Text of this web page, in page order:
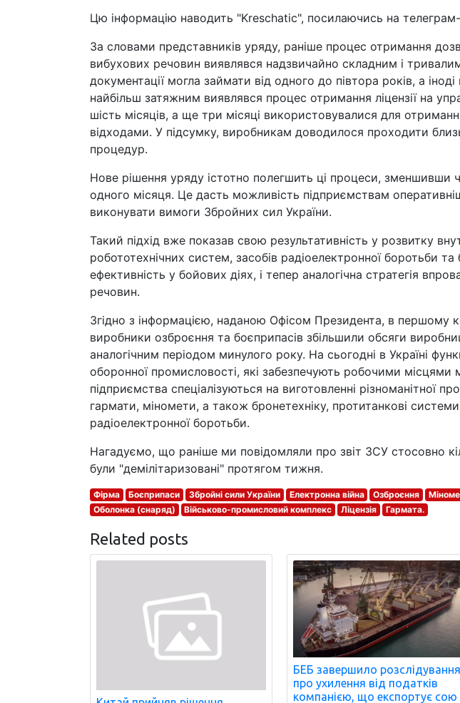
Цю інформацію наводить "Kreschatic", посилаючись на
За словами представників уряду, раніше процес отримання
вибухових речовин виявлявся надзвичайно складним і
документації могла займати від одного до півтора років, а
найбільш затяжним виявлявся процес отримання ліцензії на
шість місяців, а ще три місяці використовувалися для
відходами. У підсумку, виробникам доводилося проходити
процедур.
Нове рішення уряду істотно полегшить ці процеси, зменшивши
одного місяця. Це дасть можливість підприємствам
виконувати вимоги Збройних сил України.
Такий підхід вже показав свою результативність у розвитку
робототехнічних систем, засобів радіоелектронної боротьби
ефективність у бойових діях, і тепер аналогічна стратегія
речовин.
Згідно з інформацією, наданою Офісом Президента, в першому
виробники озброєння та боєприпасів збільшили обсяги
аналогічним періодом минулого року. На сьогодні в Україні
оборонної промисловості, які забезпечують робочими
підприємства спеціалізуються на виготовленні різноманітної
гармати, міномети, а також бронетехніку, протитанкові
радіоелектронної боротьби.
Нагадуємо, що раніше ми повідомляли про звіт ЗСУ стосовно
були "демілітаризовані" протягом тижня.
Фірма Боєприпаси Збройні сили України Електронна війна Озброєння
Оболонка (снаряд)
Військово-промисловий комплекс Ліцензія Гармата.
Related posts
БЕБ завершило розслідування
про ухилення від податків
компанією, що експортує сою